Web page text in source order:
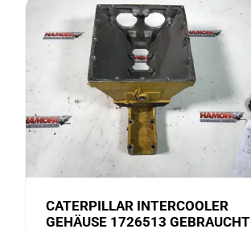
CATERPILLAR INTERCOOLER
GEHÄUSE 1726513 GEBRAUCHT